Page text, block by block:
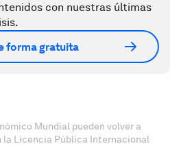
con nuestras últimas
forma gratuita
Mundial pueden volver a
la Licencia Pública Internacional